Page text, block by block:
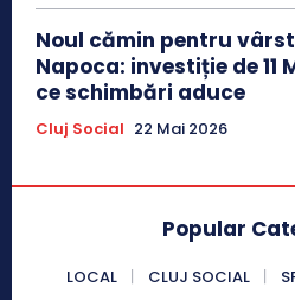
Noul cămin pentru
Napoca: investiție de 11
ce schimbări aduce
Cluj Social 22 Mai 2026
Popular
LOCAL CLUJ SOCIAL